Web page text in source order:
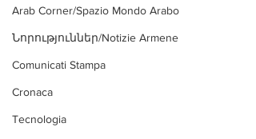
Arab Corner/Spazio Mondo Arabo
Նորություններ/Notizie Armene
Comunicati Stampa
Cronaca
Tecnologia